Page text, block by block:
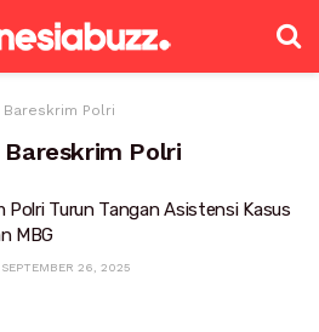
Polri
Polri
Polri Turun Tangan Asistensi Kasus
MBG
SEPTEMBER 26, 2025